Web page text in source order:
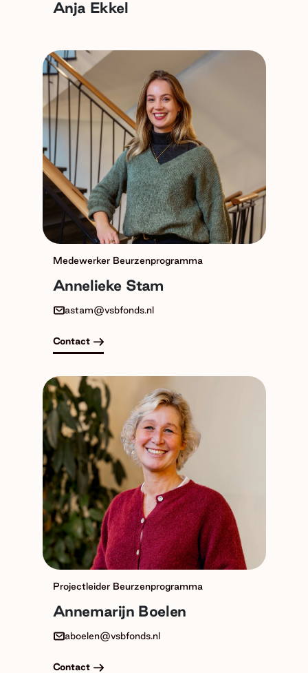
Anja Ekkel
Medewerker Beurzenprogramma
Annelieke Stam
astam@vsbfonds.nl
Contact
Projectleider Beurzenprogramma
Annemarijn Boelen
aboelen@vsbfonds.nl
Contact